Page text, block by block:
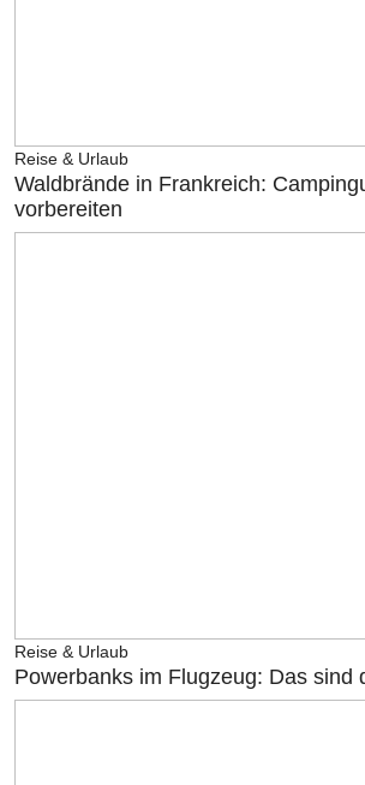
Reise & Urlaub
Waldbrände in Frankreich:
vorbereiten
Reise & Urlaub
Powerbanks im Flugzeug: Das sind